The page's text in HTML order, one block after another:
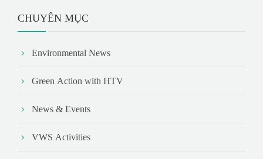
CHUYÊN MỤC
Environmental News
Green Action with HTV
News & Events
VWS Activities